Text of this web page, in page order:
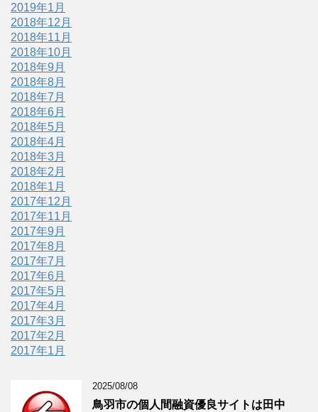
2019年1月
2018年12月
2018年11月
2018年10月
2018年9月
2018年8月
2018年7月
2018年6月
2018年5月
2018年4月
2018年3月
2018年2月
2018年1月
2017年12月
2017年11月
2017年9月
2017年8月
2017年7月
2017年6月
2017年5月
2017年4月
2017年3月
2017年2月
2017年1月
2025/08/08
鳥羽市の個人間融資優良サイトは田中